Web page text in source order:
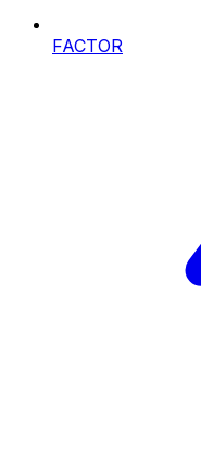
FACTOR